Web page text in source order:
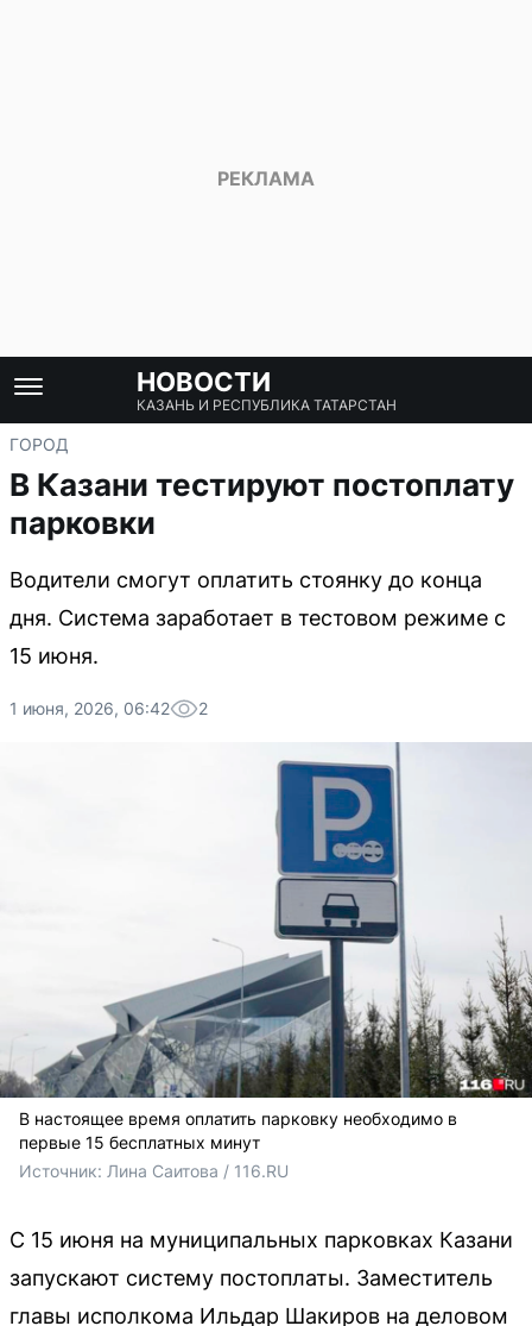
НОВОСТИ
КАЗАНЬ И РЕСПУБЛИКА ТАТАРСТАН
ГОРОД
В Казани тестируют постоплату
парковки
Водители смогут оплатить стоянку до конца
дня. Система заработает в тестовом режиме с
15 июня.
1 июня, 2026, 06:42 2
В настоящее время оплатить парковку необходимо в
первые 15 бесплатных минут
Источник: Лина Саитова / 116.RU
С 15 июня на муниципальных парковках Казани
запускают систему постоплаты. Заместитель
главы исполкома Ильдар Шакиров на деловом